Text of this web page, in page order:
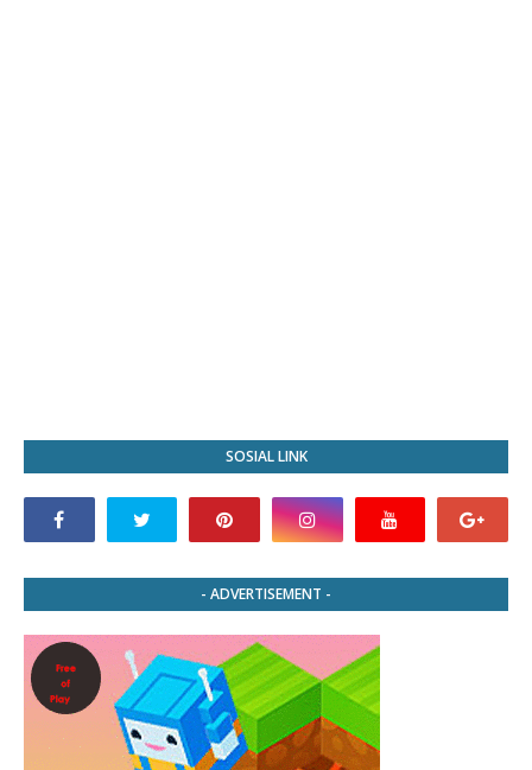
SOSIAL LINK
- ADVERTISEMENT -